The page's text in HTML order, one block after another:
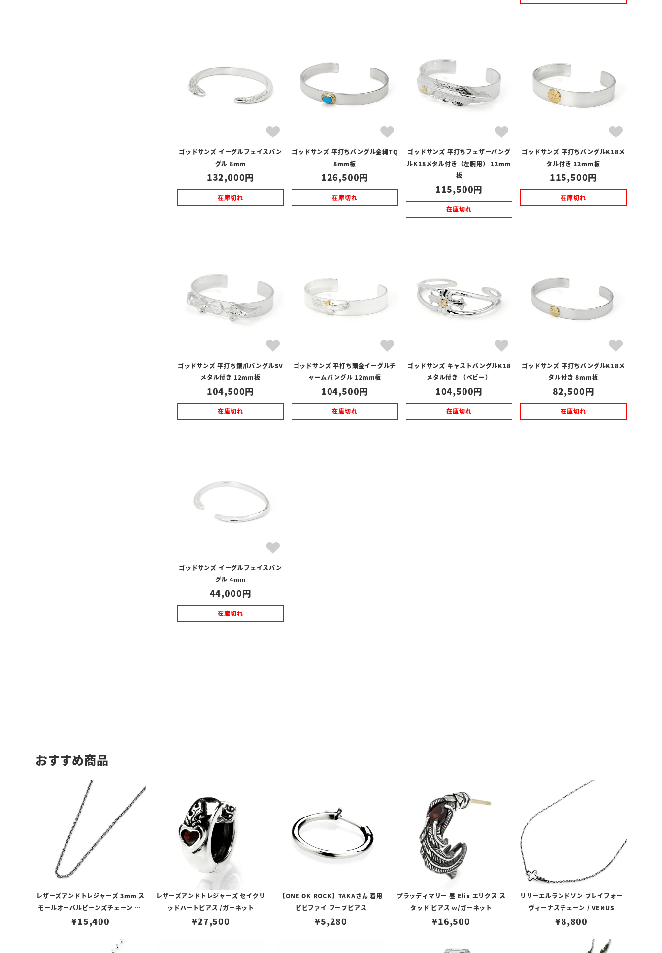
ゴッドサンズ イーグルフェイスバン
グル 8mm
132,000
在庫切れ
ゴッドサンズ 平打ちバングル金縄TQ
8mm板
126,500
在庫切れ
ゴッドサンズ 平打ちフェザーバング
ルK18メタル付き（左腕用） 12mm
板
115,500
在庫切れ
ゴッドサンズ 平打ちバングルK18メ
タル付き 12mm板
115,500
在庫切れ
ゴッドサンズ 平打ち銀爪バングルSV
メタル付き 12mm板
104,500
在庫切れ
ゴッドサンズ 平打ち頭金イーグルチ
ャームバングル 12mm板
104,500
在庫切れ
ゴッドサンズ キャストバングルK18
メタル付き （ベビー）
104,500
在庫切れ
ゴッドサンズ 平打ちバングルK18メ
タル付き 8mm板
82,500
在庫切れ
ゴッドサンズ イーグルフェイスバン
グル 4mm
44,000
在庫切れ
おすすめ商品
レザーズアンドトレジャーズ 3mm ス
モールオーバルビーンズチェーン w/
ロブスタークラスプ＆LTロゴプレート
¥15,400
レザーズアンドトレジャーズ セイクリ
ッドハートピアス /ガーネット
¥27,500
【ONE OK ROCK】TAKAさん 着用
ビビファイ フープピアス
¥5,280
ブラッディマリー 昼 Elix エリクス ス
タッド ピアス w/ガーネット
¥16,500
リリーエルランドソン プレイフォー
ヴィーナスチェーン / VENUS
¥8,800